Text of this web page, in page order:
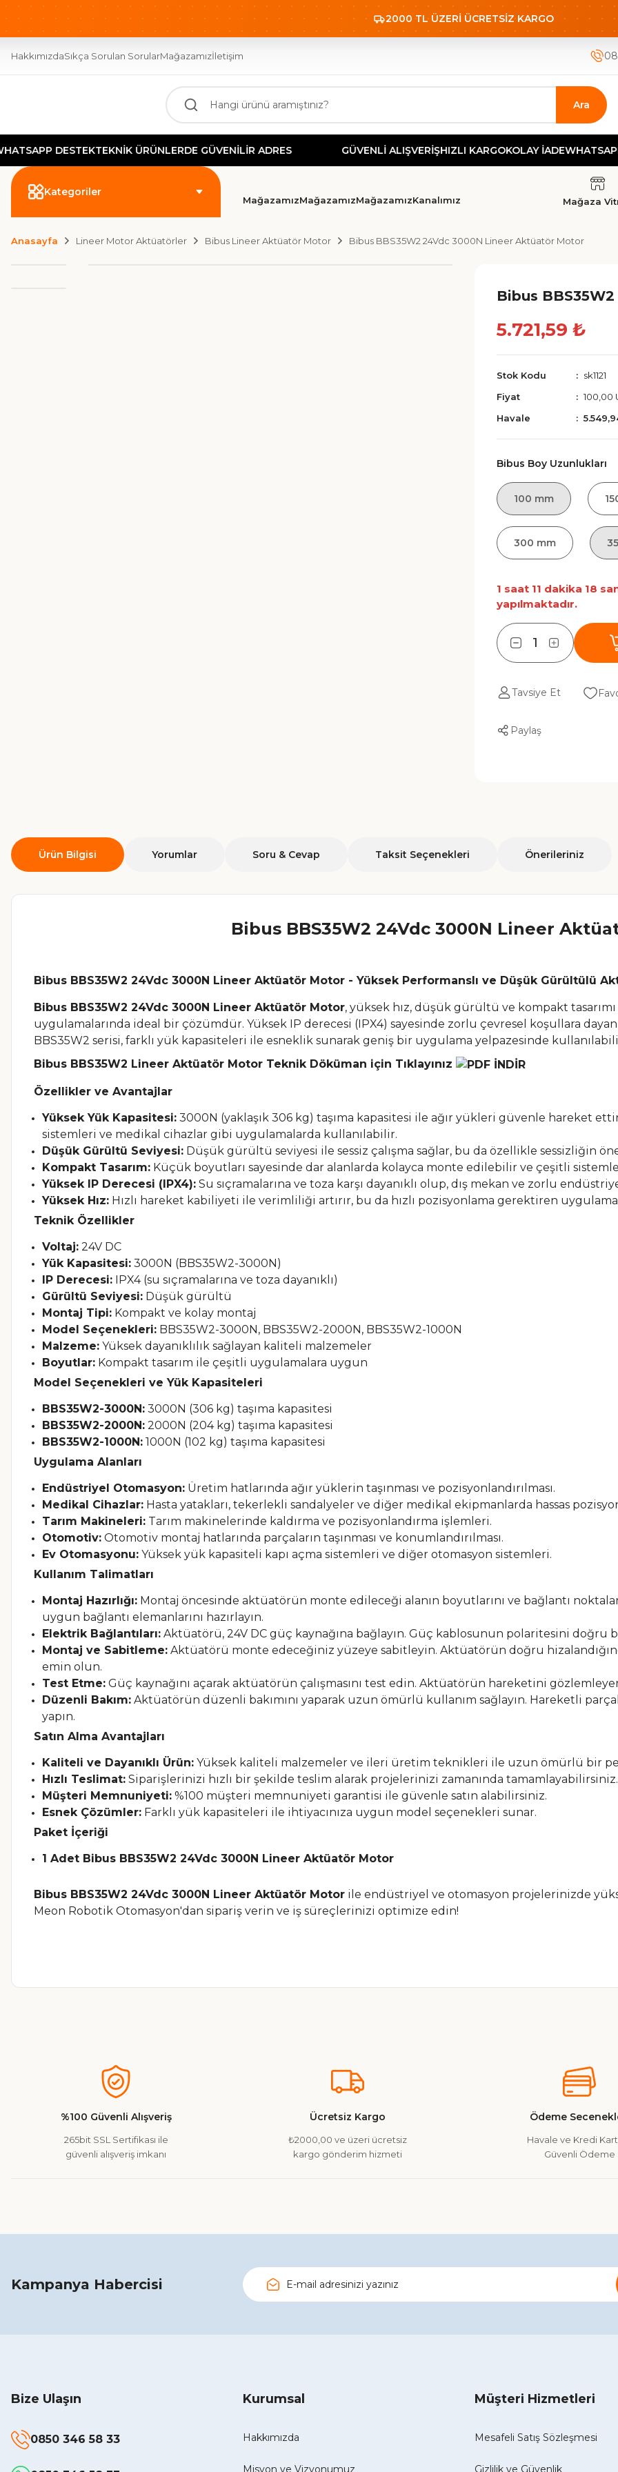
2000 TL ÜZERİ ÜCRETSİZ KARGO
HakkımızdaSıkça Sorulan SorularMağazamızİletişim
Ara
DESTEKTEKNİK ÜRÜNLERDE GÜVENİLİR ADRES GÜVENLİ ALIŞVERİŞHIZLI KARGOKOLAY İADEWHATSAPP
Kategoriler
MağazamızMağazamızMağazamızKanalımız Mağaza
Anasayfa Lineer Motor Aktüatörler Bibus Lineer Aktüatör Motor Bibus BBS35W2 24Vdc 3000N Lineer Aktüatör Motor
Bibus
5.721,59 ₺
Stok Kodu
sk1121
Fiyat
100,00
Havale
Bibus Boy Uzunlukları
100 mm
300 mm
1 saat 11 dakika 17
yapılmaktadır.
Tavsiye Et
Paylaş
Ürün Bilgisi Yorumlar Soru & Cevap Taksit Seçenekleri Önerileriniz
Bibus BBS35W2 24Vdc 3000N Lineer
Bibus BBS35W2 24Vdc 3000N Lineer Aktüatör Motor - Yüksek Performanslı ve Düşük Gürültülü
Bibus BBS35W2 24Vdc 3000N Lineer Aktüatör Motor, yüksek hız, düşük gürültü ve kompakt
uygulamalarında ideal bir çözümdür. Yüksek IP derecesi (IPX4) sayesinde zorlu çevresel koşullara
BBS35W2 serisi, farklı yük kapasiteleri ile esneklik sunarak geniş bir uygulama yelpazesinde
Bibus BBS35W2 Lineer Aktüatör Motor Teknik Döküman için Tıklayınız
Özellikler ve Avantajlar
Yüksek Yük Kapasitesi: 3000N (yaklaşık 306 kg) taşıma kapasitesi ile ağır yükleri güvenle hareket
sistemleri ve medikal cihazlar gibi uygulamalarda kullanılabilir.
Düşük Gürültü Seviyesi: Düşük gürültü seviyesi ile sessiz çalışma sağlar, bu da özellikle sessizliğin
Kompakt Tasarım: Küçük boyutları sayesinde dar alanlarda kolayca monte edilebilir ve çeşitli
Yüksek IP Derecesi (IPX4): Su sıçramalarına ve toza karşı dayanıklı olup, dış mekan ve zorlu
Yüksek Hız: Hızlı hareket kabiliyeti ile verimliliği artırır, bu da hızlı pozisyonlama gerektiren
Teknik Özellikler
Voltaj: 24V DC
Yük Kapasitesi: 3000N (BBS35W2-3000N)
IP Derecesi: IPX4 (su sıçramalarına ve toza dayanıklı)
Gürültü Seviyesi: Düşük gürültü
Montaj Tipi: Kompakt ve kolay montaj
Model Seçenekleri: BBS35W2-3000N, BBS35W2-2000N, BBS35W2-1000N
Malzeme: Yüksek dayanıklılık sağlayan kaliteli malzemeler
Boyutlar: Kompakt tasarım ile çeşitli uygulamalara uygun
Model Seçenekleri ve Yük Kapasiteleri
BBS35W2-3000N: 3000N (306 kg) taşıma kapasitesi
BBS35W2-2000N: 2000N (204 kg) taşıma kapasitesi
BBS35W2-1000N: 1000N (102 kg) taşıma kapasitesi
Uygulama Alanları
Endüstriyel Otomasyon: Üretim hatlarında ağır yüklerin taşınması ve pozisyonlandırılması.
Medikal Cihazlar: Hasta yatakları, tekerlekli sandalyeler ve diğer medikal ekipmanlarda hassas
Tarım Makineleri: Tarım makinelerinde kaldırma ve pozisyonlandırma işlemleri.
Otomotiv: Otomotiv montaj hatlarında parçaların taşınması ve konumlandırılması.
Ev Otomasyonu: Yüksek yük kapasiteli kapı açma sistemleri ve diğer otomasyon sistemleri.
Kullanım Talimatları
Montaj Hazırlığı: Montaj öncesinde aktüatörün monte edileceği alanın boyutlarını ve bağlantı
uygun bağlantı elemanlarını hazırlayın.
Elektrik Bağlantıları: Aktüatörü, 24V DC güç kaynağına bağlayın. Güç kablosunun polaritesini doğru
Montaj ve Sabitleme: Aktüatörü monte edeceğiniz yüzeye sabitleyin. Aktüatörün doğru
emin olun.
Test Etme: Güç kaynağını açarak aktüatörün çalışmasını test edin. Aktüatörün hareketini
Düzenli Bakım: Aktüatörün düzenli bakımını yaparak uzun ömürlü kullanım sağlayın. Hareketli
yapın.
Satın Alma Avantajları
Kaliteli ve Dayanıklı Ürün: Yüksek kaliteli malzemeler ve ileri üretim teknikleri ile uzun ömürlü bir
Hızlı Teslimat: Siparişlerinizi hızlı bir şekilde teslim alarak projelerinizi zamanında tamamlayabilirsiniz.
Müşteri Memnuniyeti: %100 müşteri memnuniyeti garantisi ile güvenle satın alabilirsiniz.
Esnek Çözümler: Farklı yük kapasiteleri ile ihtiyacınıza uygun model seçenekleri sunar.
Paket İçeriği
1 Adet Bibus BBS35W2 24Vdc 3000N Lineer Aktüatör Motor
Bibus BBS35W2 24Vdc 3000N Lineer Aktüatör Motor ile endüstriyel ve otomasyon projelerinizde
Meon Robotik Otomasyon'dan sipariş verin ve iş süreçlerinizi optimize edin!
Ürün resmi kalitesiz, bozuk veya görüntülenemiyor.
Ürün bilgilerinde hatalar bulunuyor.
Ürün fiyatı diğer sitelerden daha pahalı.
%100 Güvenli Alışveriş
265bit SSL Sertifikası ile
güvenli alışveriş imkanı
Ücretsiz Kargo
₺2000,00 ve üzeri ücretsiz
kargo gönderim hizmeti
Ödeme
Havale ve Kredi
Güvenli Ödeme
Kampanya Habercisi
Bize Ulaşın
0850 346 58 33
Kurumsal
Hakkımızda
Misyon ve Vizyonumuz
Müşteri Hizmetleri
Mesafeli Satış Sözleşmesi
Gizlilik ve Güvenlik